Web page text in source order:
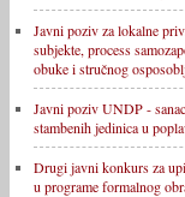
Javni poziv za lokalne
subjekte, process
obuke i stručnog
Javni poziv UNDP -
stambenih jedinica u
Drugi javni konkurs za
u programe formalnog